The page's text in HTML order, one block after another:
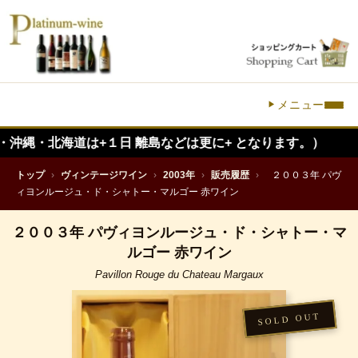
メニュー
は+１日 離島などは更に+ となります。）
トップ › ヴィンテージワイン › 2003年 › 販売履歴 ›
２００３年 パヴ
ィヨンルージュ・ド・シャトー・マルゴー 赤ワイン
２００３年 パヴィヨンルージュ・ド・シャトー・マ
ルゴー 赤ワイン
Pavillon Rouge du Chateau Margaux